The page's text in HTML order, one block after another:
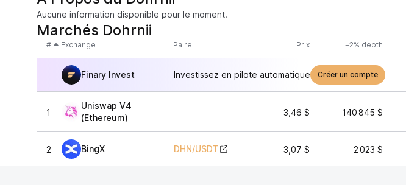
Aucune information disponible pour le moment.
Marchés Dohrnii
# Exchange Paire Prix +2% depth
Finary Invest Investissez en pilote automatique Créer un compte
1
Uniswap V4
(Ethereum)
3,46 $ 140 845 $
2 BingX DHN/USDT 3,07 $ 2 023 $